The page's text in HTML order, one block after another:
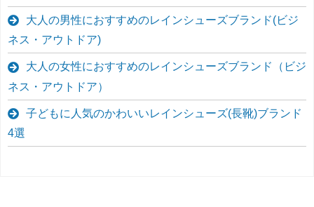
大人の男性におすすめのレインシューズブランド(ビジ
ネス・アウトドア)
大人の女性におすすめのレインシューズブランド（ビジ
ネス・アウトドア）
子どもに人気のかわいいレインシューズ(長靴)ブランド
4選